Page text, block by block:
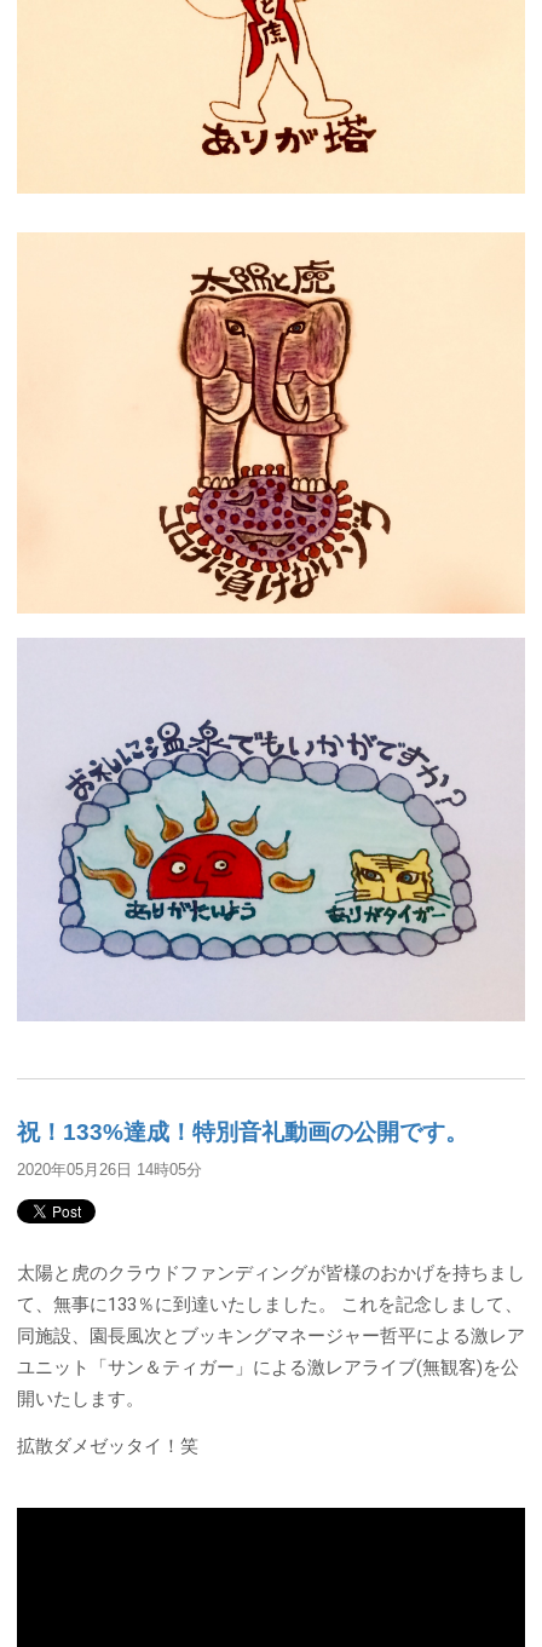
祝！133%達成！特別音礼動画の公開です。
2020年05月26日 14時05分
太陽と虎のクラウドファンディングが皆様のおかげを持ちまし
て、無事に133％に到達いたしました。 これを記念しまして、
同施設、園長風次とブッキングマネージャー哲平による激レア
ユニット「サン＆ティガー」による激レアライブ(無観客)を公
開いたします。
拡散ダメゼッタイ！笑